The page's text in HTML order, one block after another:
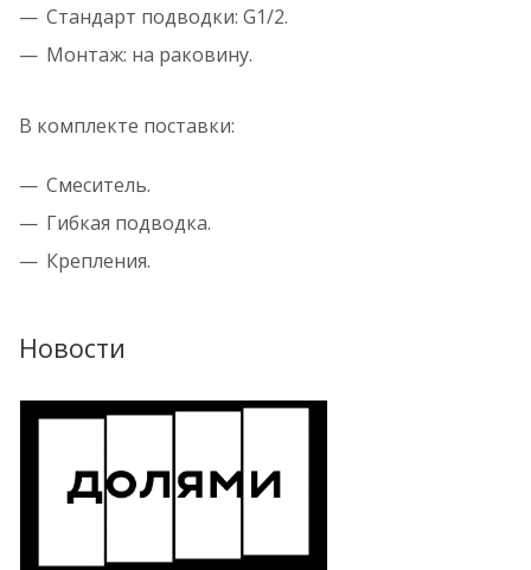
Стандарт подводки: G1/2.
Монтаж: на раковину.
В комплекте поставки:
Смеситель.
Гибкая подводка.
Крепления.
Новости